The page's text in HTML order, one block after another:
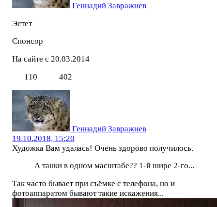
Геннадий Завражнев
Эстет
Спонсор
На сайте с 20.03.2014
110
402
Геннадий Завражнев
19.10.2018, 15:20
Художка Вам удалась! Очень здорово получилось.
А танки в одном масштабе?? 1-й шире 2-го...
Так часто бывает при съёмке с телефона, но и
фотоаппаратом бывают такие искажения...